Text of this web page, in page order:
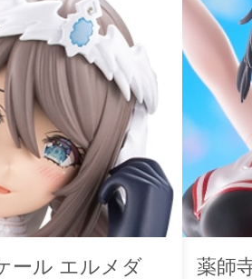
ール エルメダ
薬師